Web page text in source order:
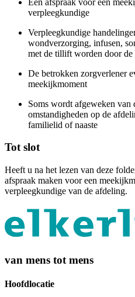
verpleegkundige
Verpleegkundige
wondverzorging, infusen,
met de tillift worden door
De betrokken zorgverlener
meekijkmoment
Soms wordt afgeweken van
omstandigheden op de
familielid of naaste
Tot slot
Heeft u na het lezen van deze
afspraak maken voor een
verpleegkundige van de afdeling.
van mens tot mens
Hoofdlocatie